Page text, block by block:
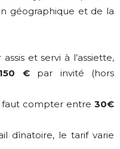
géographique et de la
et servi à l’assiette,
€par invité (hors
faut compter entre 30€
dînatoire, le tarif varie